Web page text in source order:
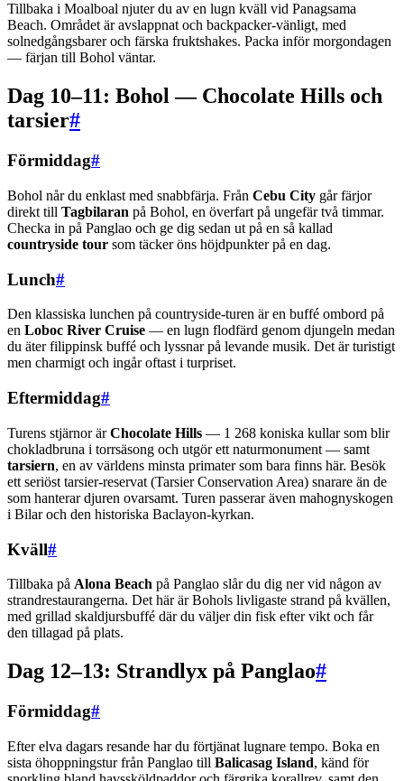
Tillbaka i Moalboal njuter du av en lugn kväll vid Panagsama
Beach. Området är avslappnat och backpacker-vänligt, med
solnedgångsbarer och färska fruktshakes. Packa inför morgondagen
— färjan till Bohol väntar.
Dag 10–11: Bohol — Chocolate Hills och
tarsier#
Förmiddag#
Bohol når du enklast med snabbfärja. Från Cebu City går färjor
direkt till Tagbilaran på Bohol, en överfart på ungefär två timmar.
Checka in på Panglao och ge dig sedan ut på en så kallad
countryside tour som täcker öns höjdpunkter på en dag.
Lunch#
Den klassiska lunchen på countryside-turen är en buffé ombord på
en Loboc River Cruise — en lugn flodfärd genom djungeln medan
du äter filippinsk buffé och lyssnar på levande musik. Det är turistigt
men charmigt och ingår oftast i turpriset.
Eftermiddag#
Turens stjärnor ärChocolate Hills — 1 268 koniska kullar som blir
chokladbruna i torrsäsong och utgör ett naturmonument — samt
tarsiern, en av världens minsta primater som bara finns här. Besök
ett seriöst tarsier-reservat (Tarsier Conservation Area) snarare än de
som hanterar djuren ovarsamt. Turen passerar även mahognyskogen
i Bilar och den historiska Baclayon-kyrkan.
Kväll#
Tillbaka på Alona Beach på Panglao slår du dig ner vid någon av
strandrestaurangerna. Det här är Bohols livligaste strand på kvällen,
med grillad skaldjursbuffé där du väljer din fisk efter vikt och får
den tillagad på plats.
Dag 12–13: Strandlyx på Panglao#
Förmiddag#
Efter elva dagars resande har du förtjänat lugnare tempo. Boka en
sista öhoppningstur från Panglao till Balicasag Island, känd för